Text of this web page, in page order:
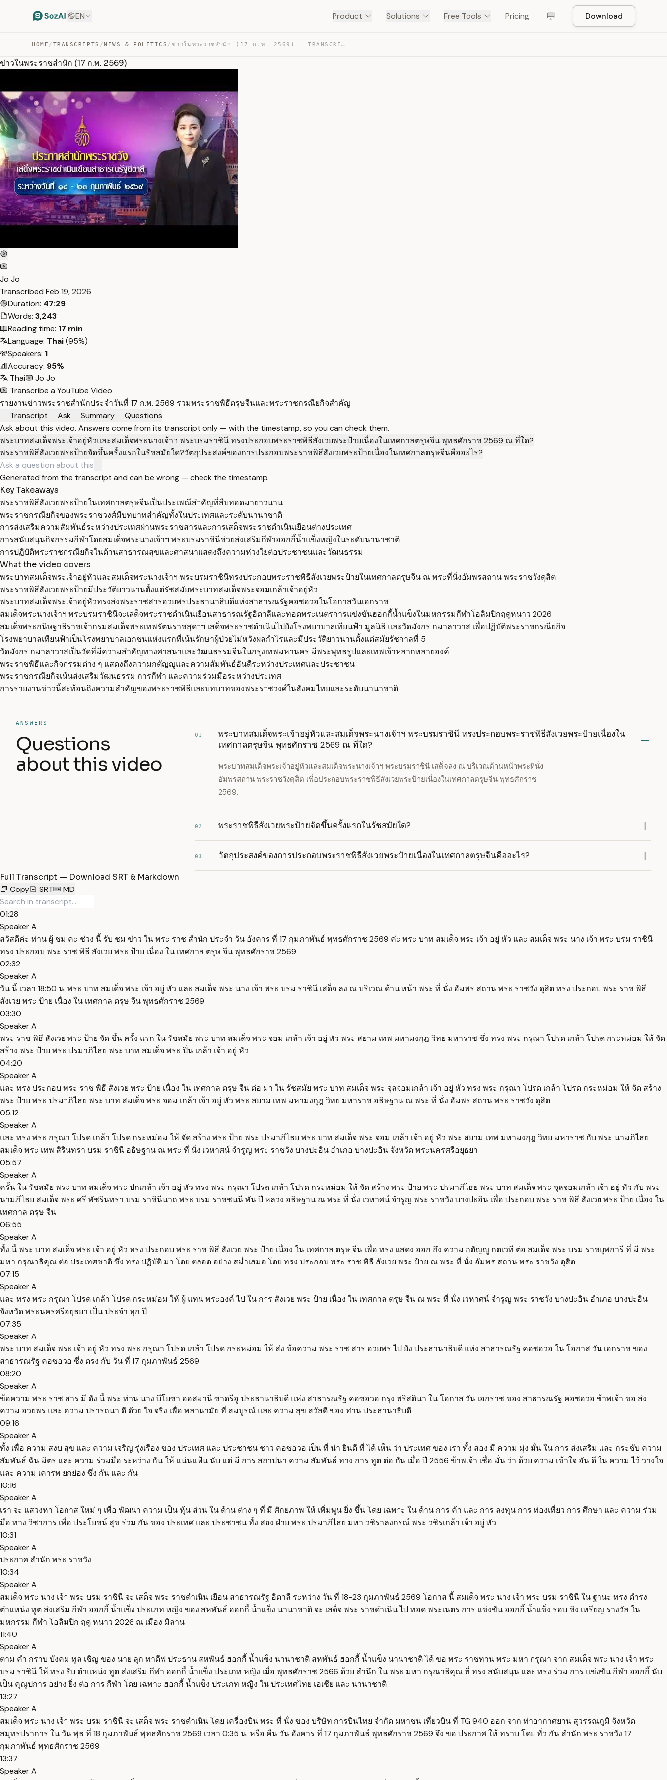
EN Product Solutions Free Tools Pricing Download
HOME / TRANSCRIPTS /NEWS & POLITICS / ข่าวในพระราชสำนัก (17 ก.พ. 2569) — TRANSCRIPT
ข่าวในพระราชสำนัก (17 ก.พ. 2569)
Jo Jo
Transcribed Feb 19, 2026
Duration: 47:29
Words: 3,243
Reading time: 17 min
Language: Thai(95%)
Speakers: 1
Accuracy: 95%
Thai
Jo Jo
Transcribe a YouTube Video
รายงานข่าวพระราชสำนักประจำวันที่ 17 ก.พ. 2569 รวมพระราชพิธีตรุษจีนและพระราชกรณียกิจสำคัญ
Transcript
Ask Summary
Questions
Ask about this video. Answers come from its transcript only — with the timestamp, so you can check them.
พระบาทสมเด็จพระเจ้าอยู่หัวและสมเด็จพระนางเจ้าฯ พระบรมราชินี ทรงประกอบพระราชพิธีสังเวยพระป้ายเนื่องในเทศกาลตรุษจีน พุทธศักราช 2569 ณ ที่ใด?
พระราชพิธีสังเวยพระป้ายจัดขึ้นครั้งแรกในรัชสมัยใด?วัตถุประสงค์ของการประกอบพระราชพิธีสังเวยพระป้ายเนื่องในเทศกาลตรุษจีนคืออะไร?
Generated from the transcript and can be wrong — check the timestamp.
Key Takeaways
พระราชพิธีสังเวยพระป้ายในเทศกาลตรุษจีนเป็นประเพณีสำคัญที่สืบทอดมายาวนาน
พระราชกรณียกิจของพระราชวงศ์มีบทบาทสำคัญทั้งในประเทศและระดับนานาชาติ
การส่งเสริมความสัมพันธ์ระหว่างประเทศผ่านพระราชสารและการเสด็จพระราชดำเนินเยือนต่างประเทศ
การสนับสนุนกิจกรรมกีฬาโดยสมเด็จพระนางเจ้าฯ พระบรมราชินีช่วยส่งเสริมกีฬาฮอกกี้น้ำแข็งหญิงในระดับนานาชาติ
การปฏิบัติพระราชกรณียกิจในด้านสาธารณสุขและศาสนาแสดงถึงความห่วงใยต่อประชาชนและวัฒนธรรม
What the video covers
พระบาทสมเด็จพระเจ้าอยู่หัวและสมเด็จพระนางเจ้าฯ พระบรมราชินีทรงประกอบพระราชพิธีสังเวยพระป้ายในเทศกาลตรุษจีน ณ พระที่นั่งอัมพรสถาน พระราชวังดุสิต
พระราชพิธีสังเวยพระป้ายมีประวัติยาวนานตั้งแต่รัชสมัยพระบาทสมเด็จพระจอมเกล้าเจ้าอยู่หัว
พระบาทสมเด็จพระเจ้าอยู่หัวทรงส่งพระราชสารอวยพรประธานาธิบดีแห่งสาธารณรัฐคอซอวอในโอกาสวันเอกราช
สมเด็จพระนางเจ้าฯ พระบรมราชินีจะเสด็จพระราชดำเนินเยือนสาธารณรัฐอิตาลีและทอดพระเนตรการแข่งขันฮอกกี้น้ำแข็งในมหกรรมกีฬาโอลิมปิกฤดูหนาว 2026
สมเด็จพระกนิษฐาธิราชเจ้ากรมสมเด็จพระเทพรัตนราชสุดาฯ เสด็จพระราชดำเนินไปยังโรงพยาบาลเทียนฟ้า มูลนิธิ และวัดมังกร กมาลาวาส เพื่อปฏิบัติพระราชกรณียกิจ
โรงพยาบาลเทียนฟ้าเป็นโรงพยาบาลเอกชนแห่งแรกที่เน้นรักษาผู้ป่วยไม่หวังผลกำไรและมีประวัติยาวนานตั้งแต่สมัยรัชกาลที่ 5
วัดมังกร กมาลาวาสเป็นวัดที่มีความสำคัญทางศาสนาและวัฒนธรรมจีนในกรุงเทพมหานคร มีพระพุทธรูปและเทพเจ้าหลากหลายองค์
พระราชพิธีและกิจกรรมต่าง ๆ แสดงถึงความกตัญญูและความสัมพันธ์อันดีระหว่างประเทศและประชาชน
พระราชกรณียกิจเน้นส่งเสริมวัฒนธรรม การกีฬา และความร่วมมือระหว่างประเทศ
การรายงานข่าวนี้สะท้อนถึงความสำคัญของพระราชพิธีและบทบาทของพระราชวงศ์ในสังคมไทยและระดับนานาชาติ
ANSWERS
Questions
about this video
01
พระบาทสมเด็จพระเจ้าอยู่หัวและสมเด็จพระนางเจ้าฯ พระบรมราชินี ทรงประกอบพระราชพิธีสังเวยพระป้ายเนื่องใน
เทศกาลตรุษจีน พุทธศักราช 2569 ณ ที่ใด?
พระบาทสมเด็จพระเจ้าอยู่หัวและสมเด็จพระนางเจ้าฯ พระบรมราชินี เสด็จลง ณ บริเวณด้านหน้าพระที่นั่ง
อัมพรสถาน พระราชวังดุสิต เพื่อประกอบพระราชพิธีสังเวยพระป้ายเนื่องในเทศกาลตรุษจีน พุทธศักราช
2569.
02 พระราชพิธีสังเวยพระป้ายจัดขึ้นครั้งแรกในรัชสมัยใด?
03 วัตถุประสงค์ของการประกอบพระราชพิธีสังเวยพระป้ายเนื่องในเทศกาลตรุษจีนคืออะไร?
Full Transcript — Download SRT & Markdown
Copy
SRT MD
01:28
Speaker A
สวัสดีค่ะ ท่าน ผู้ ชม คะ ช่วง นี้ รับ ชม ข่าว ใน พระ ราช สำนัก ประจำ วัน อังคาร ที่ 17 กุมภาพันธ์ พุทธศักราช 2569 ค่ะ พระ บาท สมเด็จ พระ เจ้า อยู่ หัว และ สมเด็จ พระ นาง เจ้า พระ บรม ราชินี
ทรง ประกอบ พระ ราช พิธี สังเวย พระ ป้าย เนื่อง ใน เทศกาล ตรุษ จีน พุทธศักราช 2569
02:32
Speaker A
วัน นี้ เวลา 18:50 น. พระ บาท สมเด็จ พระ เจ้า อยู่ หัว และ สมเด็จ พระ นาง เจ้า พระ บรม ราชินี เสด็จ ลง ณ บริเวณ ด้าน หน้า พระ ที่ นั่ง อัมพร สถาน พระ ราชวัง ดุสิต ทรง ประกอบ พระ ราช พิธี
สังเวย พระ ป้าย เนื่อง ใน เทศกาล ตรุษ จีน พุทธศักราช 2569
03:30
Speaker A
พระ ราช พิธี สังเวย พระ ป้าย จัด ขึ้น ครั้ง แรก ใน รัชสมัย พระ บาท สมเด็จ พระ จอม เกล้า เจ้า อยู่ หัว พระ สยาม เทพ มหามงกุฎ วิทย มหาราช ซึ่ง ทรง พระ กรุณา โปรด เกล้า โปรด กระหม่อม ให้ จัด
สร้าง พระ ป้าย พระ ปรมาภิไธย พระ บาท สมเด็จ พระ ปิ่น เกล้า เจ้า อยู่ หัว
04:20
Speaker A
และ ทรง ประกอบ พระ ราช พิธี สังเวย พระ ป้าย เนื่อง ใน เทศกาล ตรุษ จีน ต่อ มา ใน รัชสมัย พระ บาท สมเด็จ พระ จุลจอมเกล้า เจ้า อยู่ หัว ทรง พระ กรุณา โปรด เกล้า โปรด กระหม่อม ให้ จัด สร้าง
พระ ป้าย พระ ปรมาภิไธย พระ บาท สมเด็จ พระ จอม เกล้า เจ้า อยู่ หัว พระ สยาม เทพ มหามงกุฎ วิทย มหาราช อธิษฐาน ณ พระ ที่ นั่ง อัมพร สถาน พระ ราชวัง ดุสิต
05:12
Speaker A
และ ทรง พระ กรุณา โปรด เกล้า โปรด กระหม่อม ให้ จัด สร้าง พระ ป้าย พระ ปรมาภิไธย พระ บาท สมเด็จ พระ จอม เกล้า เจ้า อยู่ หัว พระ สยาม เทพ มหามงกุฎ วิทย มหาราช กับ พระ นามภิไธย
สมเด็จ พระ เทพ สิรินทรา บรม ราชินี อธิษฐาน ณ พระ ที่ นั่ง เวหาศน์ จำรูญ พระ ราชวัง บางปะอิน อำเภอ บางปะอิน จังหวัด พระนครศรีอยุธยา
05:57
Speaker A
ครั้น ใน รัชสมัย พระ บาท สมเด็จ พระ ปกเกล้า เจ้า อยู่ หัว ทรง พระ กรุณา โปรด เกล้า โปรด กระหม่อม ให้ จัด สร้าง พระ ป้าย พระ ปรมาภิไธย พระ บาท สมเด็จ พระ จุลจอมเกล้า เจ้า อยู่ หัว กับ พระ
นามภิไธย สมเด็จ พระ ศรี พัชรินทรา บรม ราชินีนาถ พระ บรม ราชชนนี พัน ปี หลวง อธิษฐาน ณ พระ ที่ นั่ง เวหาศน์ จำรูญ พระ ราชวัง บางปะอิน เพื่อ ประกอบ พระ ราช พิธี สังเวย พระ ป้าย เนื่อง ใน
เทศกาล ตรุษ จีน
06:55
Speaker A
ทั้ง นี้ พระ บาท สมเด็จ พระ เจ้า อยู่ หัว ทรง ประกอบ พระ ราช พิธี สังเวย พระ ป้าย เนื่อง ใน เทศกาล ตรุษ จีน เพื่อ ทรง แสดง ออก ถึง ความ กตัญญู กตเวที ต่อ สมเด็จ พระ บรม ราชบุพการี ที่ มี พระ
มหา กรุณาธิคุณ ต่อ ประเทศชาติ ซึ่ง ทรง ปฏิบัติ มา โดย ตลอด อย่าง สม่ำเสมอ โดย ทรง ประกอบ พระ ราช พิธี สังเวย พระ ป้าย ณ พระ ที่ นั่ง อัมพร สถาน พระ ราชวัง ดุสิต
07:15
Speaker A
และ ทรง พระ กรุณา โปรด เกล้า โปรด กระหม่อม ให้ ผู้ แทน พระองค์ ไป ใน การ สังเวย พระ ป้าย เนื่อง ใน เทศกาล ตรุษ จีน ณ พระ ที่ นั่ง เวหาศน์ จำรูญ พระ ราชวัง บางปะอิน อำเภอ บางปะอิน
จังหวัด พระนครศรีอยุธยา เป็น ประจำ ทุก ปี
07:35
Speaker A
พระ บาท สมเด็จ พระ เจ้า อยู่ หัว ทรง พระ กรุณา โปรด เกล้า โปรด กระหม่อม ให้ ส่ง ข้อความ พระ ราช สาร อวยพร ไป ยัง ประธานาธิบดี แห่ง สาธารณรัฐ คอซอวอ ใน โอกาส วัน เอกราช ของ
สาธารณรัฐ คอซอวอ ซึ่ง ตรง กับ วัน ที่ 17 กุมภาพันธ์ 2569
08:20
Speaker A
ข้อความ พระ ราช สาร มี ดัง นี้ พระ ท่าน นาง บีโยซา ออสมานี ซาดรีอู ประธานาธิบดี แห่ง สาธารณรัฐ คอซอวอ กรุง พริสตินา ใน โอกาส วัน เอกราช ของ สาธารณรัฐ คอซอวอ ข้าพเจ้า ขอ ส่ง
ความ อวยพร และ ความ ปรารถนา ดี ด้วย ใจ จริง เพื่อ พลานามัย ที่ สมบูรณ์ และ ความ สุข สวัสดี ของ ท่าน ประธานาธิบดี
09:16
Speaker A
ทั้ง เพื่อ ความ สงบ สุข และ ความ เจริญ รุ่งเรือง ของ ประเทศ และ ประชาชน ชาว คอซอวอ เป็น ที่ น่า ยินดี ที่ ได้ เห็น ว่า ประเทศ ของ เรา ทั้ง สอง มี ความ มุ่ง มั่น ใน การ ส่งเสริม และ กระชับ ความ
สัมพันธ์ ฉัน มิตร และ ความ ร่วมมือ ระหว่าง กัน ให้ แน่นแฟ้น นับ แต่ มี การ สถาปนา ความ สัมพันธ์ ทาง การ ทูต ต่อ กัน เมื่อ ปี 2556 ข้าพเจ้า เชื่อ มั่น ว่า ด้วย ความ เข้าใจ อัน ดี ใน ความ ไว้ วางใจ
และ ความ เคารพ ยกย่อง ซึ่ง กัน และ กัน
10:16
Speaker A
เรา จะ แสวงหา โอกาส ใหม่ ๆ เพื่อ พัฒนา ความ เป็น หุ้น ส่วน ใน ด้าน ต่าง ๆ ที่ มี ศักยภาพ ให้ เพิ่มพูน ยิ่ง ขึ้น โดย เฉพาะ ใน ด้าน การ ค้า และ การ ลงทุน การ ท่องเที่ยว การ ศึกษา และ ความ ร่วม
มือ ทาง วิชาการ เพื่อ ประโยชน์ สุข ร่วม กัน ของ ประเทศ และ ประชาชน ทั้ง สอง ฝ่าย พระ ปรมาภิไธย มหา วชิราลงกรณ์ พระ วชิรเกล้า เจ้า อยู่ หัว
10:31
Speaker A
ประกาศ สำนัก พระ ราชวัง
10:34
Speaker A
สมเด็จ พระ นาง เจ้า พระ บรม ราชินี จะ เสด็จ พระ ราชดำเนิน เยือน สาธารณรัฐ อิตาลี ระหว่าง วัน ที่ 18-23 กุมภาพันธ์ 2569 โอกาส นี้ สมเด็จ พระ นาง เจ้า พระ บรม ราชินี ใน ฐานะ ทรง ดำรง
ตำแหน่ง ทูต ส่งเสริม กีฬา ฮอกกี้ น้ำแข็ง ประเภท หญิง ของ สหพันธ์ ฮอกกี้ น้ำแข็ง นานาชาติ จะ เสด็จ พระ ราชดำเนิน ไป ทอด พระเนตร การ แข่งขัน ฮอกกี้ น้ำแข็ง รอบ ชิง เหรียญ รางวัล ใน
มหกรรม กีฬา โอลิมปิก ฤดู หนาว 2026 ณ เมือง มิลาน
11:40
Speaker A
ตาม คำ กราบ บังคม ทูล เชิญ ของ นาย ลุก ทาดีฟ ประธาน สหพันธ์ ฮอกกี้ น้ำแข็ง นานาชาติ สหพันธ์ ฮอกกี้ น้ำแข็ง นานาชาติ ได้ ขอ พระ ราชทาน พระ มหา กรุณา จาก สมเด็จ พระ นาง เจ้า พระ
บรม ราชินี ให้ ทรง รับ ตำแหน่ง ทูต ส่งเสริม กีฬา ฮอกกี้ น้ำแข็ง ประเภท หญิง เมื่อ พุทธศักราช 2566 ด้วย สำนึก ใน พระ มหา กรุณาธิคุณ ที่ ทรง สนับสนุน และ ทรง ร่วม การ แข่งขัน กีฬา ฮอกกี้ นับ
เป็น คุณูปการ อย่าง ยิ่ง ต่อ การ กีฬา โดย เฉพาะ ฮอกกี้ น้ำแข็ง ประเภท หญิง ใน ประเทศไทย เอเชีย และ นานาชาติ
13:27
Speaker A
สมเด็จ พระ นาง เจ้า พระ บรม ราชินี จะ เสด็จ พระ ราชดำเนิน โดย เครื่องบิน พระ ที่ นั่ง ของ บริษัท การบินไทย จำกัด มหาชน เที่ยวบิน ที่ TG 940 ออก จาก ท่าอากาศยาน สุวรรณภูมิ จังหวัด
สมุทรปราการ ใน วัน พุธ ที่ 18 กุมภาพันธ์ พุทธศักราช 2569 เวลา 0:35 น. หรือ คืน วัน อังคาร ที่ 17 กุมภาพันธ์ พุทธศักราช 2569 จึง ขอ ประกาศ ให้ ทราบ โดย ทั่ว กัน สำนัก พระ ราชวัง 17
กุมภาพันธ์ พุทธศักราช 2569
13:37
Speaker A